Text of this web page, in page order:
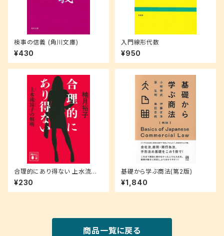
検事の信義 (角川文庫)
¥430
入門線形代数
¥950
合理的にあり得ない 上水流涼
子の解明 (講談社文庫 ゆ 9-1)
¥230
基礎から学ぶ商法(第2版)
¥1,840
商品一覧に戻る